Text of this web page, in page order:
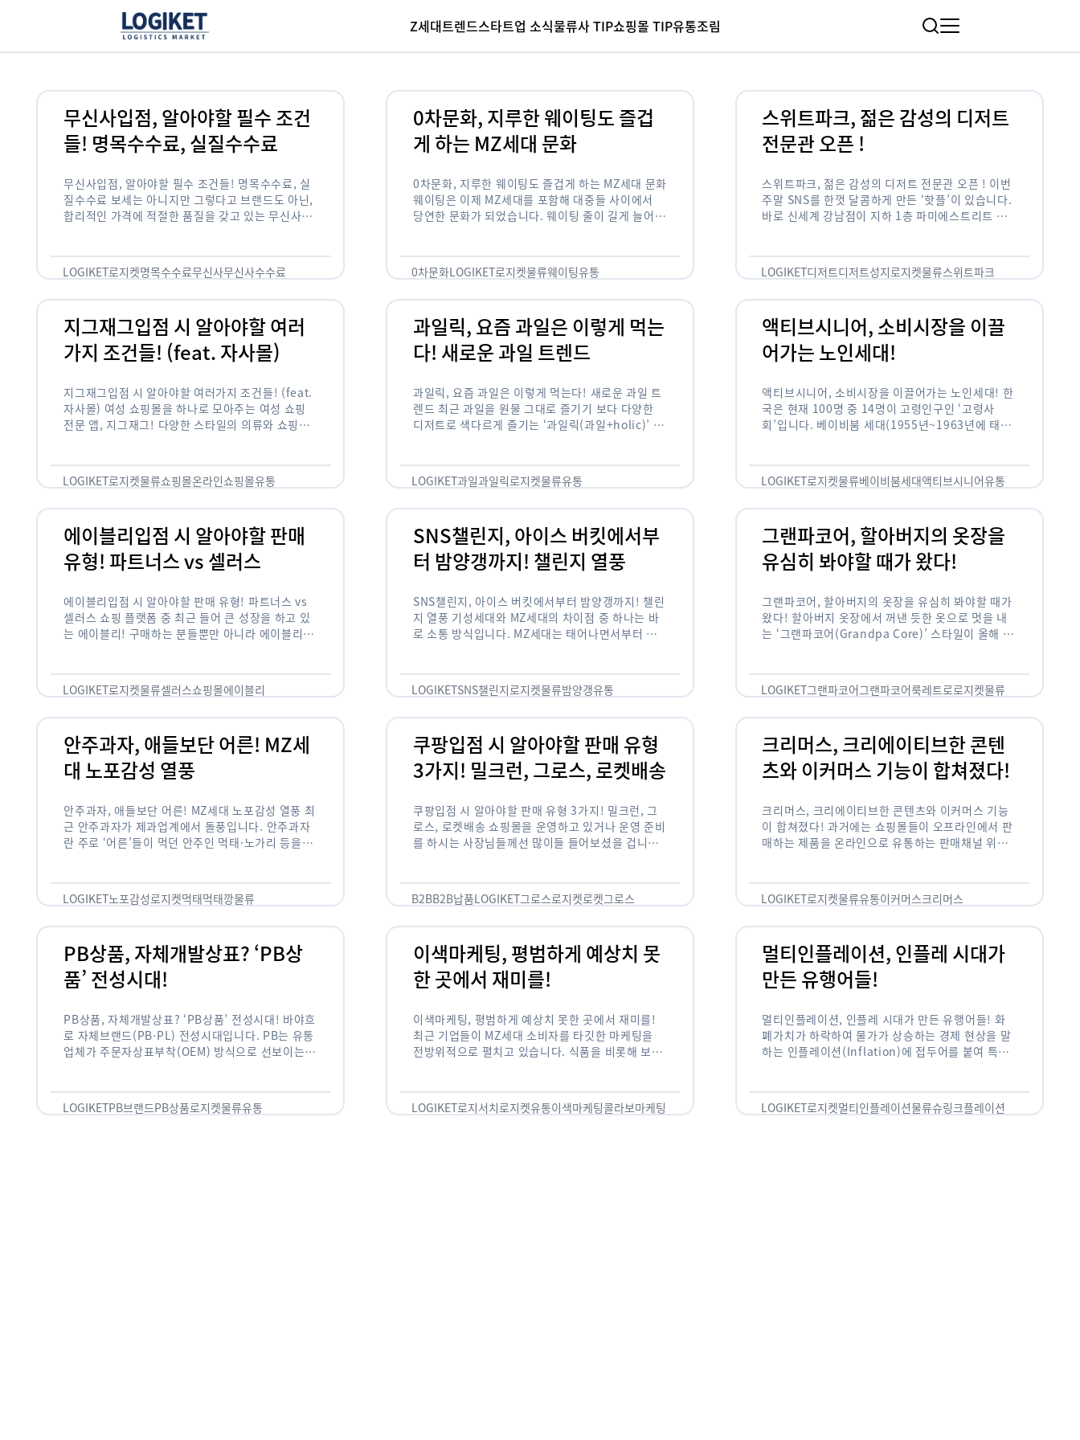
Z세대트렌드스타트업 소식물류사 TIP쇼핑몰 TIP유통조림
무신사입점, 알아야할 필수 조건
들! 명목수수료, 실질수수료
무신사입점, 알아야할 필수 조건들! 명목수수료, 실
질수수료 보세는 아니지만 그렇다고 브랜드도 아닌,
합리적인 가격에 적절한 품질을 갖고 있는 무신사!
LOGIKET로지켓명목수수료무신사무신사수수료
0차문화, 지루한 웨이팅도 즐겁
게 하는 MZ세대 문화
0차문화, 지루한 웨이팅도 즐겁게 하는 MZ세대 문화
웨이팅은 이제 MZ세대를 포함해 대중들 사이에서
당연한 문화가 되었습니다. 웨이팅 줄이 길게 늘어서
0차문화LOGIKET로지켓물류웨이팅유통
스위트파크, 젊은 감성의 디저트
전문관 오픈 !
스위트파크, 젊은 감성의 디저트 전문관 오픈 ! 이번
주말 SNS를 한껏 달콤하게 만든 ‘핫플’이 있습니다.
바로 신세계 강남점이 지하 1층 파미에스트리트 분
LOGIKET디저트디저트성지로지켓물류스위트파크
지그재그입점 시 알아야할 여러
가지 조건들! (feat. 자사몰)
지그재그입점 시 알아야할 여러가지 조건들! (feat.
자사몰) 여성 쇼핑몰을 하나로 모아주는 여성 쇼핑
전문 앱, 지그재그! 다양한 스타일의 의류와 쇼핑몰
LOGIKET로지켓물류쇼핑몰온라인쇼핑몰유통
과일릭, 요즘 과일은 이렇게 먹는
다! 새로운 과일 트렌드
과일릭, 요즘 과일은 이렇게 먹는다! 새로운 과일 트
렌드 최근 과일을 원물 그대로 즐기기 보다 다양한
디저트로 색다르게 즐기는 ‘과일릭(과일+holic)’ 트
…
LOGIKET과일과일릭로지켓물류유통
액티브시니어, 소비시장을 이끌
어가는 노인세대!
액티브시니어, 소비시장을 이끌어가는 노인세대! 한
국은 현재 100명 중 14명이 고령인구인 ‘고령사
회’입니다. 베이비붐 세대(1955년~1963년에 태어
오고 있습니다. 하지만 사회가 늙어가는 …
LOGIKET로지켓물류베이비붐세대액티브시니어유통
에이블리입점 시 알아야할 판매
유형! 파트너스 vs 셀러스
에이블리입점 시 알아야할 판매 유형! 파트너스 vs
셀러스 쇼핑 플랫폼 중 최근 들어 큰 성장을 하고 있
는 에이블리! 구매하는 분들뿐만 아니라 에이블리에
LOGIKET로지켓물류셀러스쇼핑몰에이블리
SNS챌린지, 아이스 버킷에서부
터 밤양갱까지! 챌린지 열풍
SNS챌린지, 아이스 버킷에서부터 밤양갱까지! 챌린
지 열풍 기성세대와 MZ세대의 차이점 중 하나는 바
로 소통 방식입니다. MZ세대는 태어나면서부터 디
도 능숙한 …
LOGIKETSNS챌린지로지켓물류밤양갱유통
그랜파코어, 할아버지의 옷장을
유심히 봐야할 때가 왔다!
그랜파코어, 할아버지의 옷장을 유심히 봐야할 때가
왔다! 할아버지 옷장에서 꺼낸 듯한 옷으로 멋을 내
는 ‘그랜파코어(Grandpa Core)’ 스타일이 올해 패
을 …
LOGIKET그랜파코어그랜파코어룩레트로로지켓물류
안주과자, 애들보단 어른! MZ세
대 노포감성 열풍
안주과자, 애들보단 어른! MZ세대 노포감성 열풍 최
근 안주과자가 제과업계에서 돌풍입니다. 안주과자
란 주로 ‘어른’들이 먹던 안주인 먹태·노가리 등을
LOGIKET노포감성로지켓먹태먹태깡물류
쿠팡입점 시 알아야할 판매 유형
3가지! 밀크런, 그로스, 로켓배송
쿠팡입점 시 알아야할 판매 유형 3가지! 밀크런, 그
로스, 로켓배송 쇼핑몰을 운영하고 있거나 운영 준비
를 하시는 사장님들께선 많이들 들어보셨을 겁니다.
B2BB2B납품LOGIKET그로스로지켓로켓그로스
크리머스, 크리에이티브한 콘텐
츠와 이커머스 기능이 합쳐졌다!
크리머스, 크리에이티브한 콘텐츠와 이커머스 기능
이 합쳐졌다! 과거에는 쇼핑몰들이 오프라인에서 판
매하는 제품을 온라인으로 유통하는 판매채널 위주
는 콘텐츠 기반의 …
LOGIKET로지켓물류유통이커머스크리머스
PB상품, 자체개발상표? ‘PB상
품’ 전성시대!
PB상품, 자체개발상표? ‘PB상품’ 전성시대! 바야흐
로 자체브랜드(PB·PL) 전성시대입니다. PB는 유통
업체가 주문자상표부착(OEM) 방식으로 선보이는
물가 시대와 맞물려 …
LOGIKETPB브랜드PB상품로지켓물류유통
이색마케팅, 평범하게 예상치 못
한 곳에서 재미를!
이색마케팅, 평범하게 예상치 못한 곳에서 재미를!
최근 기업들이 MZ세대 소비자를 타깃한 마케팅을
전방위적으로 펼치고 있습니다. 식품을 비롯해 보수
…
LOGIKET로지서치로지켓유통이색마케팅콜라보마케팅
멀티인플레이션, 인플레 시대가
만든 유행어들!
멀티인플레이션, 인플레 시대가 만든 유행어들! 화
폐가치가 하락하여 물가가 상승하는 경제 현상을 말
하는 인플레이션(Inflation)에 접두어를 붙여 특정
링크플레이션, 그리드플레이션 등등. …
LOGIKET로지켓멀티인플레이션물류슈링크플레이션